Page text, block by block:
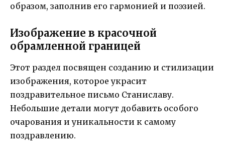
образом, заполнив его гармонией и поэзией.
Изображение в красочной
обрамленной границей
Этот раздел посвящен созданию и стилизации
изображения, которое украсит
поздравительное письмо Станиславу.
Небольшие детали могут добавить особого
очарования и уникальности к самому
поздравлению.